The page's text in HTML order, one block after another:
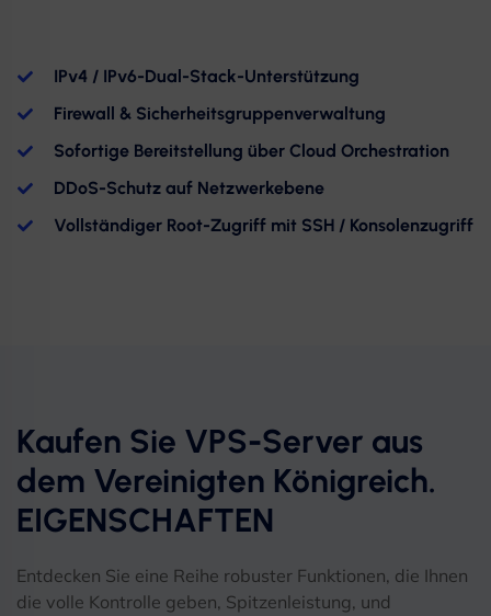
IPv4 / IPv6-Dual-Stack-Unterstützung
Firewall & Sicherheitsgruppenverwaltung
Sofortige Bereitstellung über Cloud Orchestration
DDoS-Schutz auf Netzwerkebene
Vollständiger Root-Zugriff mit SSH / Konsolenzugriff
Kaufen Sie VPS-Server aus
dem Vereinigten Königreich.
EIGENSCHAFTEN
Entdecken Sie eine Reihe robuster Funktionen, die Ihnen
die volle Kontrolle geben, Spitzenleistung, und